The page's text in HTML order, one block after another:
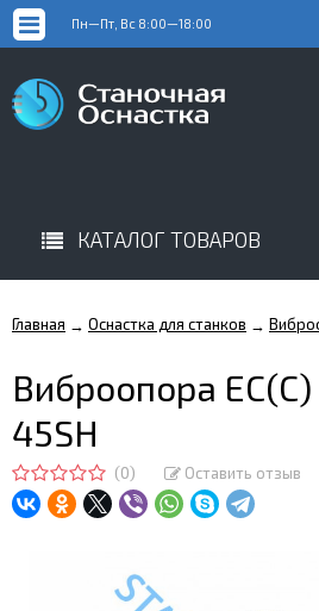
Пн—Пт, Вс 8:00—18:00
КАТАЛОГ ТОВАРОВ
Главная → Оснастка для станков →
Виброопора
45SH
(0) Оставить отзыв